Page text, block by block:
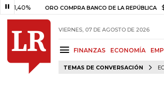
ORO COMPRA BANCO DE LA REPÚBLICA $
VIERNES, 07 DE AGOSTO DE 2026
FINANZAS ECONOMÍA
TEMAS DE CONVERSACIÓN